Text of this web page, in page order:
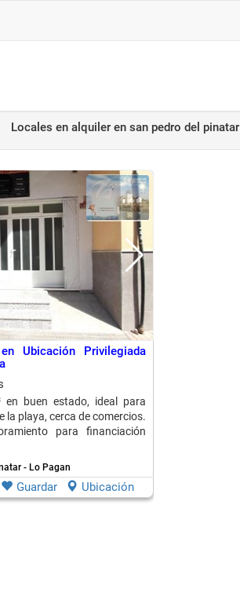
Locales en alquileren san pedro del pinatar
Ubicación Privilegiada
en buen estado, ideal para
la playa, cerca de comercios.
para financiación
- Lo Pagan
Guardar Ubicación